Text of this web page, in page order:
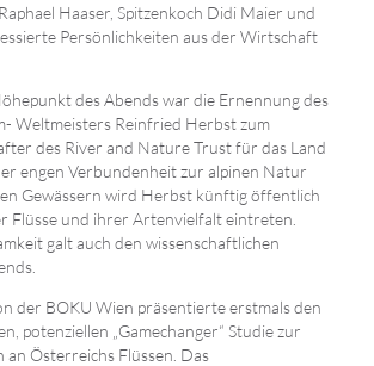
Haaser, Spitzenkoch Didi Maier und
Persönlichkeiten aus der Wirtschaft
des Abends war die Ernennung des
Weltmeisters Reinfried Herbst zum
des River and Nature Trust für das Land
engen Verbundenheit zur alpinen Natur
Gewässern wird Herbst künftig öffentlich
Flüsse und ihrer Artenvielfalt eintreten.
galt auch den wissenschaftlichen
der BOKU Wien präsentierte erstmals den
potenziellen „Gamechanger“ Studie zur
an Österreichs Flüssen. Das